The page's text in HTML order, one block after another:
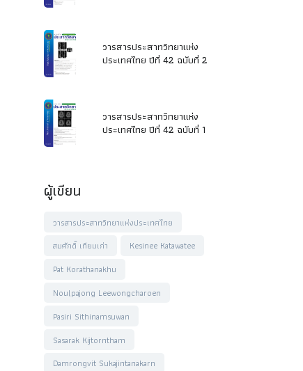
วารสารประสาทวิทยาแห่ง
ประเทศไทย ปีที่ 42 ฉบับที่ 2
วารสารประสาทวิทยาแห่ง
ประเทศไทย ปีที่ 42 ฉบับที่ 1
ผู้เขียน
วารสารประสาทวิทยาแห่งประเทศไทย
สมศักดิ์ เทียมเก่า
Kesinee Katawatee
Pat Korathanakhu
Noulpajong Leewongcharoen
Pasiri Sithinamsuwan
Sasarak Kijtorntham
Damrongvit Sukajintanakarn